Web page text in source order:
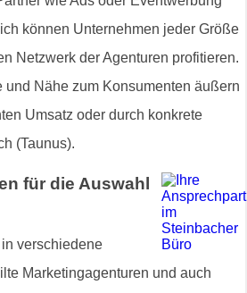
können Unternehmen jeder Größe
Netzwerk der Agenturen profitieren.
und Nähe zum Konsumenten äußern
Umsatz oder durch konkrete
(Taunus).
für die Auswahl
verschiedene
Marketingagenturen und auch